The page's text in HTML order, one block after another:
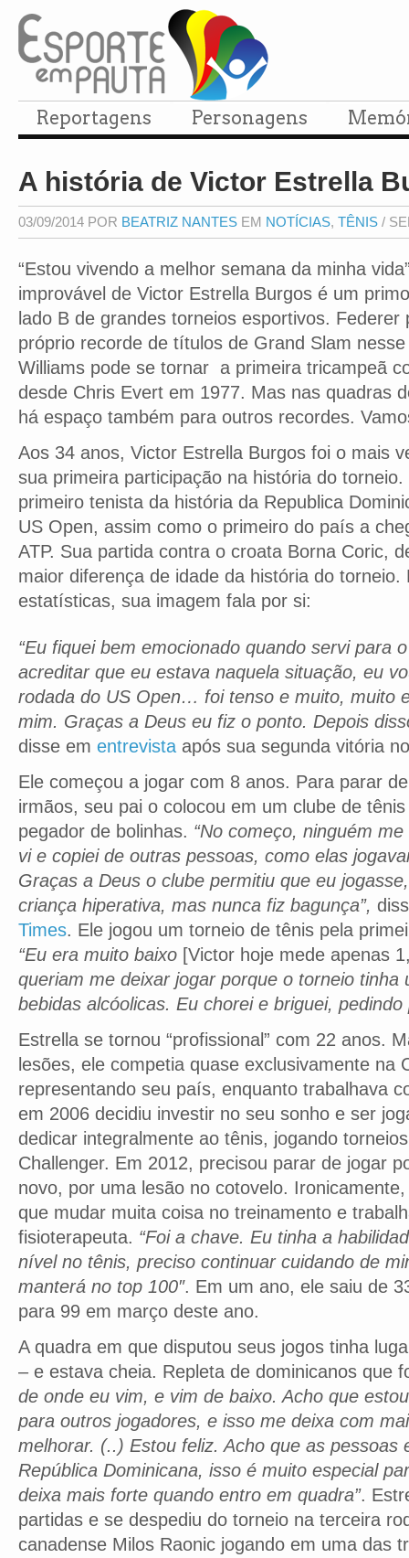
Reportagens Personagens
A história de Victor Estrella
03/09/2014 POR BEATRIZ NANTES EM NOTÍCIAS, TÊNIS /
“Estou vivendo a melhor semana da minha
improvável de Victor Estrella Burgos é um
lado B de grandes torneios esportivos. Federer
próprio recorde de títulos de Grand Slam
Williams pode se tornar a primeira tricampeã
desde Chris Evert em 1977. Mas nas quadras
há espaço também para outros recordes.
Aos 34 anos, Victor Estrella Burgos foi o mais
sua primeira participação na história do
primeiro tenista da história da Republica
US Open, assim como o primeiro do país a
ATP. Sua partida contra o croata Borna Coric,
maior diferença de idade da história do torneio.
estatísticas, sua imagem fala por si:
“Eu fiquei bem emocionado quando servi para
acreditar que eu estava naquela situação, eu
rodada do US Open… foi tenso e muito, muito
mim. Graças a Deus eu fiz o ponto. Depois
disse em entrevista após sua segunda vitória
Ele começou a jogar com 8 anos. Para parar
irmãos, seu pai o colocou em um clube de
pegador de bolinhas. “No começo, ninguém
vi e copiei de outras pessoas, como elas
Graças a Deus o clube permitiu que eu
criança hiperativa, mas nunca fiz bagunça”,
Times. Ele jogou um torneio de tênis pela
“Eu era muito baixo [Victor hoje mede apenas
queriam me deixar jogar porque o torneio tinha
bebidas alcóolicas. Eu chorei e briguei, pedindo
Estrella se tornou “profissional” com 22 anos.
lesões, ele competia quase exclusivamente na
representando seu país, enquanto trabalhava
em 2006 decidiu investir no seu sonho e ser
dedicar integralmente ao tênis, jogando
Challenger. Em 2012, precisou parar de jogar
novo, por uma lesão no cotovelo.
que mudar muita coisa no treinamento e
fisioterapeuta. “Foi a chave. Eu tinha a
nível no tênis, preciso continuar cuidando de
manterá no top 100″. Em um ano, ele saiu de
para 99 em março deste ano.
A quadra em que disputou seus jogos tinha
– e estava cheia. Repleta de dominicanos que
de onde eu vim, e vim de baixo. Acho que
para outros jogadores, e isso me deixa com
melhorar. (..) Estou feliz. Acho que as pessoas
República Dominicana, isso é muito especial
deixa mais forte quando entro em quadra”.
partidas e se despediu do torneio na terceira
canadense Milos Raonic jogando em uma das